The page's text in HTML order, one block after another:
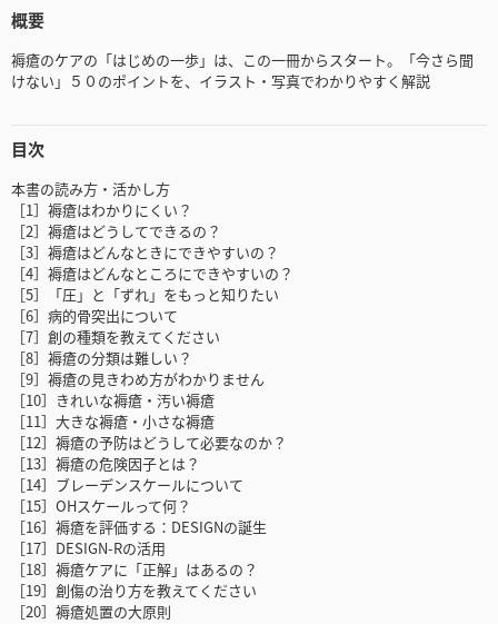
概要
褥瘡のケアの「はじめの一歩」は、この一冊からスタート。「今さら聞
けない」５０のポイントを、イラスト・写真でわかりやすく解説
目次
本書の読み方・活かし方
［1］褥瘡はわかりにくい？
［2］褥瘡はどうしてできるの？
［3］褥瘡はどんなときにできやすいの？
［4］褥瘡はどんなところにできやすいの？
［5］「圧」と「ずれ」をもっと知りたい
［6］病的骨突出について
［7］創の種類を教えてください
［8］褥瘡の分類は難しい？
［9］褥瘡の見きわめ方がわかりません
［10］きれいな褥瘡・汚い褥瘡
［11］大きな褥瘡・小さな褥瘡
［12］褥瘡の予防はどうして必要なのか？
［13］褥瘡の危険因子とは？
［14］ブレーデンスケールについて
［15］OHスケールって何？
［16］褥瘡を評価する：DESIGNの誕生
［17］DESIGN-Rの活用
［18］褥瘡ケアに「正解」はあるの？
［19］創傷の治り方を教えてください
［20］褥瘡処置の大原則